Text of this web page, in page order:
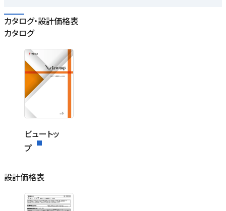
カタログ・設計価格表
カタログ
ビュートッ
プ
設計価格表